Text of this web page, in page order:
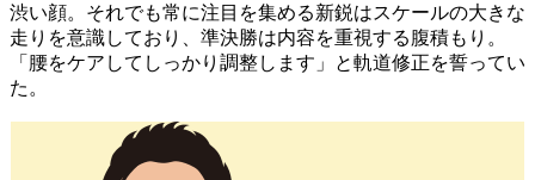
渋い顔。それでも常に注目を集める新鋭はスケールの大きな
走りを意識しており、準決勝は内容を重視する腹積もり。
「腰をケアしてしっかり調整します」と軌道修正を誓ってい
た。